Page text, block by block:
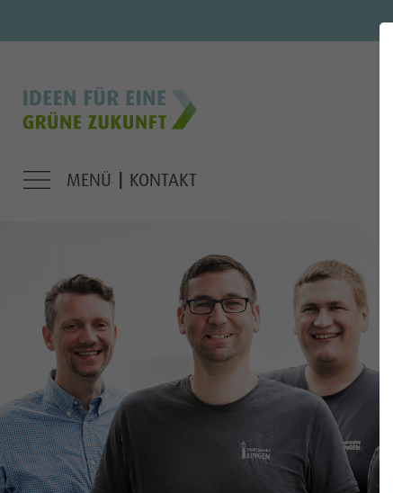
Gas
Photovoltaik
Über uns
Stadtwerke Lingen GmbH
Wirtschaftsbetriebe Lingen GmbH
Karriere
MENÜ KONTAKT